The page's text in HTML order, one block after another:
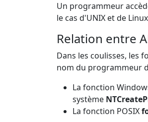
Un programmeur
le cas d'UNIX et de
Relation entre
Dans les coulisses, les
nom du programmeur
La fonction
système
La fonction POSIX